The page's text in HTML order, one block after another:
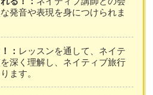
発音や表現を身につけられま
： レッスンを通して、ネイテ
深く理解し、ネイティブ旅行
ます。